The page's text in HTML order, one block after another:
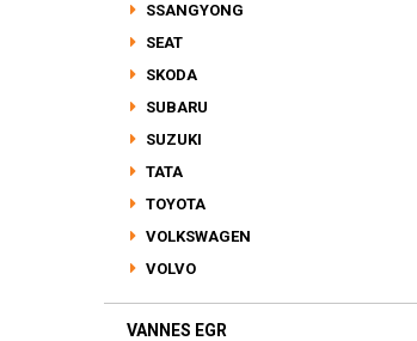
SSANGYONG
SEAT
SKODA
SUBARU
SUZUKI
TATA
TOYOTA
VOLKSWAGEN
VOLVO
VANNES EGR